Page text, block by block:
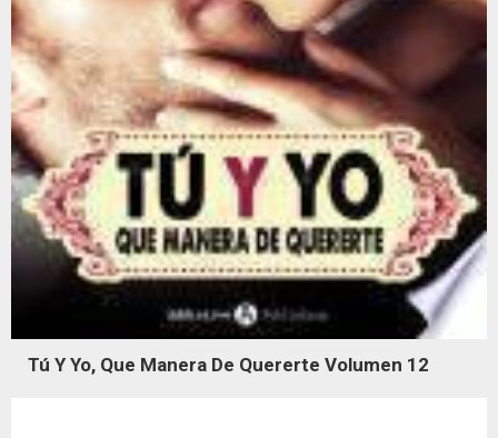
Tú Y Yo, Que Manera De Quererte Volumen 12